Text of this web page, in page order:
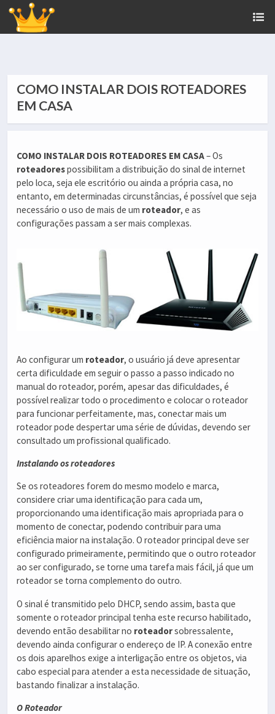
COMO INSTALAR DOIS ROTEADORES
EM CASA
COMO INSTALAR DOIS ROTEADORES EM CASA– Os
roteadorespossibilitam a distribuição do sinal de internet
pelo loca, seja ele escritório ou ainda a própria casa, no
entanto, em determinadas circunstâncias, é possível que seja
necessário o uso de mais de um roteador, e as
configurações passam a ser mais complexas.
Ao configurar um roteador, o usuário já deve apresentar
certa dificuldade em seguir o passo a passo indicado no
manual do roteador, porém, apesar das dificuldades, é
possível realizar todo o procedimento e colocar o roteador
para funcionar perfeitamente, mas, conectar mais um
roteador pode despertar uma série de dúvidas, devendo ser
consultado um profissional qualificado.
Instalando os roteadores
Se os roteadores forem do mesmo modelo e marca,
considere criar uma identificação para cada um,
proporcionando uma identificação mais apropriada para o
momento de conectar, podendo contribuir para uma
eficiência maior na instalação. O roteador principal deve ser
configurado primeiramente, permitindo que o outro roteador
ao ser configurado, se torne uma tarefa mais fácil, já que um
roteador se torna complemento do outro.
O sinal é transmitido pelo DHCP, sendo assim, basta que
somente o roteador principal tenha este recurso habilitado,
devendo então desabilitar no roteadorsobressalente,
devendo ainda configurar o endereço de IP. A conexão entre
os dois aparelhos exige a interligação entre os objetos, via
cabo especial para atender a esta necessidade de situação,
bastando finalizar a instalação.
O Roteador